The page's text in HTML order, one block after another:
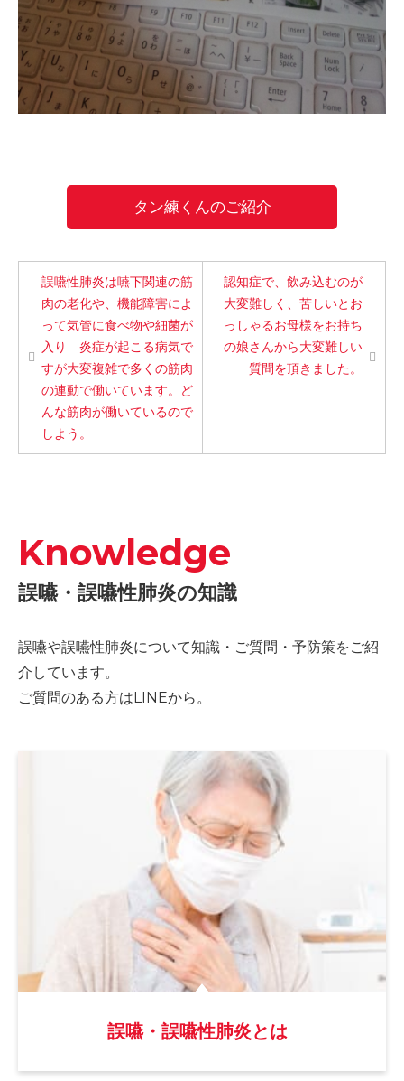
タン練くんのご紹介
誤嚥性肺炎は嚥下関連の筋
肉の老化や、機能障害によ
って気管に食べ物や細菌が
入り 炎症が起こる病気で
すが大変複雑で多くの筋肉
の連動で働いています。ど
んな筋肉が働いているので
しよう。
認知症で、飲み込むのが
大変難しく、苦しいとお
っしゃるお母様をお持ち
の娘さんから大変難しい
質問を頂きました。
Knowledge
誤嚥・誤嚥性肺炎の知識
誤嚥や誤嚥性肺炎について知識・ご質問・予防策をご紹
介しています。
ご質問のある方はLINEから。
誤嚥・誤嚥性肺炎とは